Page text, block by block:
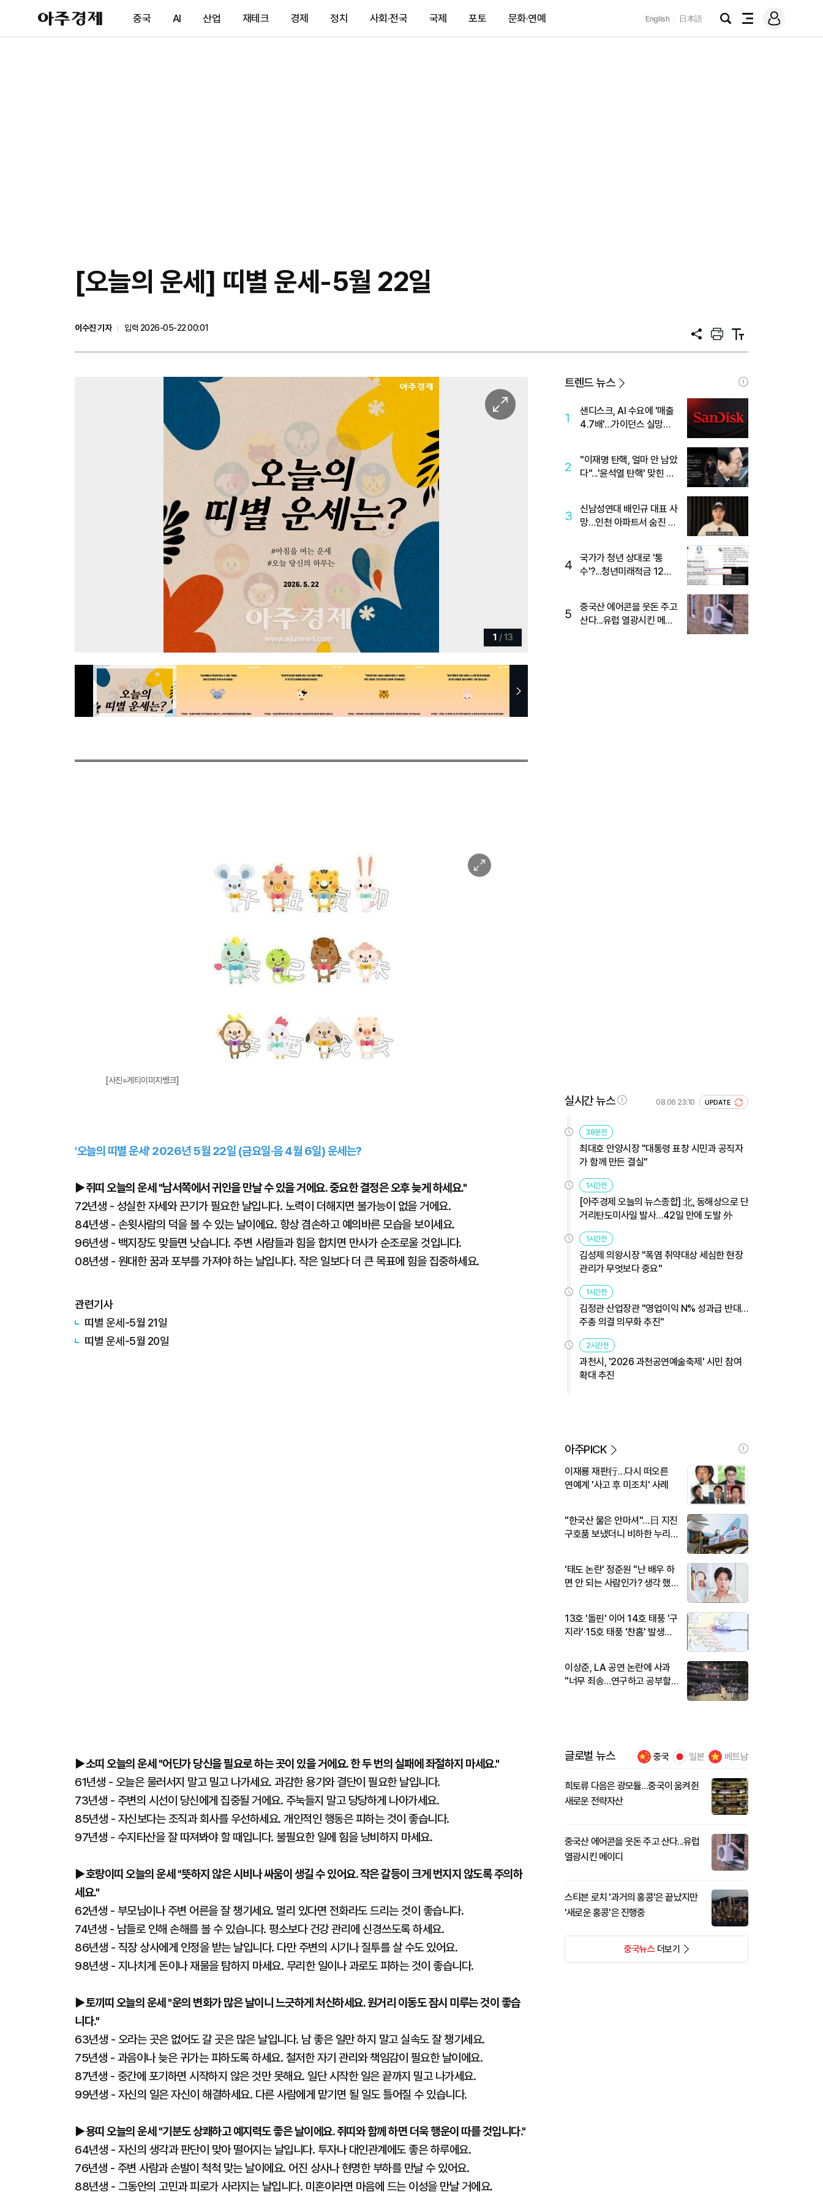
아
주
제
중국 AI 산업 재테크 경제 정치 사회·전국 국제 포토 문화·연예 English 日本語
검
전
메
그
[오늘의 운세] 띠별 운세-5월 22일
이수진 기자
입력 2026-05-22 00:01
공
프
트
텍
트
이
미
지
확
1 /13
이미지
확대
[사진=게티이미지뱅크]
'오늘의 띠별 운세' 2026년 5월 22일 (금요일·음 4월 6일) 운세는?
▶쥐띠 오늘의 운세 "남서쪽에서 귀인을 만날 수 있을 거에요. 중요한 결정은 오후 늦게 하세요."
72년생 - 성실한 자세와 끈기가 필요한 날입니다. 노력이 더해지면 불가능이 없을 거에요.
84년생 - 손윗사람의 덕을 볼 수 있는 날이에요. 항상 겸손하고 예의바른 모습을 보이세요.
96년생 - 백지장도 맞들면 낫습니다. 주변 사람들과 힘을 합치면 만사가 순조로울 것입니다.
08년생 - 원대한 꿈과 포부를 가져야 하는 날입니다. 작은 일보다 더 큰 목표에 힘을 집중하세요.
관련기사
띠별 운세-5월 21일
띠별 운세-5월 20일
▶소띠 오늘의 운세 "어딘가 당신을 필요로 하는 곳이 있을 거에요. 한 두 번의 실패에 좌절하지 마세요."
61년생 - 오늘은 물러서지 말고 밀고 나가세요. 과감한 용기와 결단이 필요한 날입니다.
73년생 - 주변의 시선이 당신에게 집중될 거에요. 주눅들지 말고 당당하게 나아가세요.
85년생 - 자신보다는 조직과 회사를 우선하세요. 개인적인 행동은 피하는 것이 좋습니다.
97년생 - 수지타산을 잘 따져봐야 할 때입니다. 불필요한 일에 힘을 낭비하지 마세요.
▶호랑이띠 오늘의 운세 "뜻하지 않은 시비나 싸움이 생길 수 있어요. 작은 갈등이 크게 번지지 않도록 주의하
세요."
62년생 - 부모님이나 주변 어른을 잘 챙기세요. 멀리 있다면 전화라도 드리는 것이 좋습니다.
74년생 - 남들로 인해 손해를 볼 수 있습니다. 평소보다 건강 관리에 신경쓰도록 하세요.
86년생 - 직장 상사에게 인정을 받는 날입니다. 다만 주변의 시기나 질투를 살 수도 있어요.
98년생 - 지나치게 돈이나 재물을 탐하지 마세요. 무리한 일이나 과로도 피하는 것이 좋습니다.
▶토끼띠 오늘의 운세 "운의 변화가 많은 날이니 느긋하게 처신하세요. 원거리 이동도 잠시 미루는 것이 좋습
니다."
63년생 - 오라는 곳은 없어도 갈 곳은 많은 날입니다. 남 좋은 일만 하지 말고 실속도 잘 챙기세요.
75년생 - 과음이나 늦은 귀가는 피하도록 하세요. 철저한 자기 관리와 책임감이 필요한 날이에요.
87년생 - 중간에 포기하면 시작하지 않은 것만 못해요. 일단 시작한 일은 끝까지 밀고 나가세요.
99년생 - 자신의 일은 자신이 해결하세요. 다른 사람에게 맡기면 될 일도 틀어질 수 있습니다.
▶용띠 오늘의 운세 "기분도 상쾌하고 예지력도 좋은 날이에요. 쥐띠와 함께 하면 더욱 행운이 따를 것입니다."
64년생 - 자신의 생각과 판단이 맞아 떨어지는 날입니다. 투자나 대인관계에도 좋은 하루에요.
76년생 - 주변 사람과 손발이 척척 맞는 날이에요. 어진 상사나 현명한 부하를 만날 수 있어요.
88년생 - 그동안의 고민과 피로가 사라지는 날입니다. 미혼이라면 마음에 드는 이성을 만날 거에요.
트렌드 뉴스
1
샌디스크, AI 수요에 '매출
4.7배'…가이던스 실망에
2
"이재명 탄핵, 얼마 안 남았
다"...'윤석열 탄핵' 맞힌 무
3
신남성연대 배인규 대표 사
망…인천 아파트서 숨진 채
4
국가가 청년 상대로 '통
수'?...청년미래적금 12%
5
중국산 에어콘을 웃돈 주고
산다...유럽 열광시킨 메이
실시간 뉴스 08.06 23:10 UPDATE
38분전
최대호 안양시장 "대통령 표창 시민과 공직자
가 함께 만든 결실"
1시간전
[아주경제 오늘의 뉴스종합] 北, 동해상으로 단
거리탄도미사일 발사…42일 만에 도발 外
1시간전
김성제 의왕시장 "폭염 취약대상 세심한 현장
관리가 무엇보다 중요"
1시간전
김정관 산업장관 "영업이익 N% 성과급 반대…
주총 의결 의무화 추진"
2시간전
과천시, '2026 과천공연예술축제' 시민 참여
확대 추진
아주PICK
이재룡 재판行…다시 떠오른
연예계 '사고 후 미조치' 사례
"한국산 물은 안마셔"…日 지진
구호품 보냈더니 비하한 누리
'태도 논란' 정준원 "난 배우 하
면 안 되는 사람인가? 생각 했
13호 '돌핀' 이어 14호 태풍 '구
지라'·15호 태풍 '찬홈' 발생…
이상준, LA 공연 논란에 사과
"너무 죄송…연구하고 공부할
글로벌 뉴스 중국 일본 베트남
희토류 다음은 광모듈…중국이 움켜쥔
새로운 전략자산
중국산 에어콘을 웃돈 주고 산다...유럽
열광시킨 메이디
스티븐 로치 '과거의 홍콩'은 끝났지만
'새로운 홍콩'은 진행중
중국뉴스더보기